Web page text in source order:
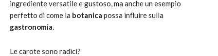
ingrediente versatile e gustoso, ma anche un esempio
perfetto di come la botanica possa influire sulla
gastronomia.
Le carote sono radici?